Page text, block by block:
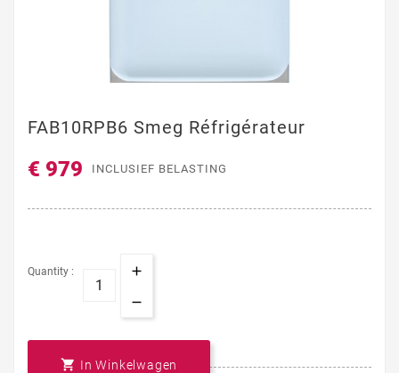
FAB10RPB6 Smeg Réfrigérateur
€ 979 INCLUSIEF BELASTING
Quantity :
 In Winkelwagen